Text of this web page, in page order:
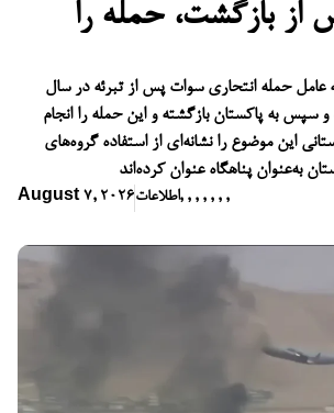
بازگشت، حمله را
حمله انتحاری سوات پس از تبرئه در سال
و سپس به پاکستان بازگشته و این حمله را انجام
این موضوع را نشانه‌ای از استفاده گروه‌های
به‌عنوان پناهگاه عنوان کرده‌اند
August 7, 2026اطلاعات, , , , , , ,